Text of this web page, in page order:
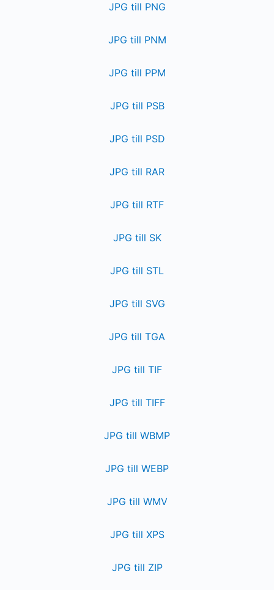
JPG till PNG
JPG till PNM
JPG till PPM
JPG till PSB
JPG till PSD
JPG till RAR
JPG till RTF
JPG till SK
JPG till STL
JPG till SVG
JPG till TGA
JPG till TIF
JPG till TIFF
JPG till WBMP
JPG till WEBP
JPG till WMV
JPG till XPS
JPG till ZIP